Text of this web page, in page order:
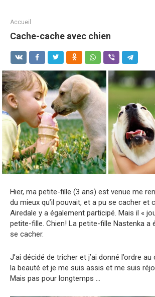
Accueil
Cache-cache avec chien
Hier, ma petite-fille (3 ans) est venue me
du mieux qu’il pouvait, et a pu se cacher et
Airedale y a également participé. Mais il «
petite-fille. Chien! La petite-fille Nastenka a
se cacher.
J’ai décidé de tricher et j’ai donné l’ordre
la beauté et je me suis assis et me suis
Mais pas pour longtemps …